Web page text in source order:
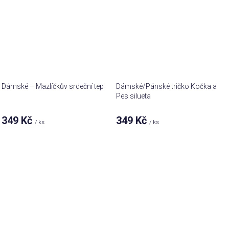
Dámské – Mazlíčkův srdeční tep
349 Kč/ ks
Dámské/Pánské tričko Kočka a
Pes silueta
349 Kč/ ks